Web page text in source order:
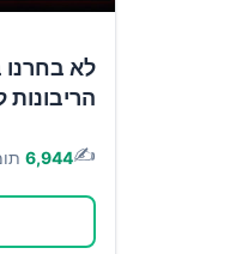
לא
הריבונות
✍️
6,944